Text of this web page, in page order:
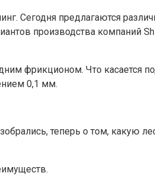
Сегодня предлагаются
производства компаний
фрикционом. Что касается
0,1 мм.
теперь о том, какую